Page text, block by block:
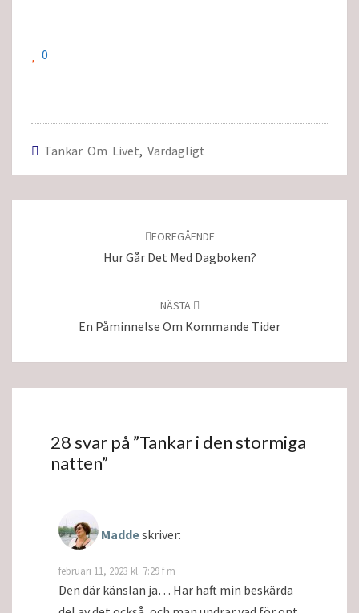
0
Tankar Om Livet, Vardagligt
FÖREGÅENDE
Hur Går Det Med Dagboken?
NÄSTA
En Påminnelse Om Kommande Tider
28 svar på ”Tankar i den stormiga
natten”
Maddeskriver:
februari 11, 2023 kl. 7:29 f m
Den där känslan ja… Har haft min beskärda